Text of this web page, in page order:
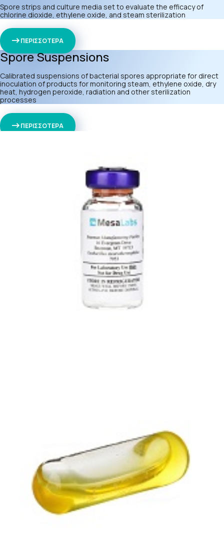
Spore strips and culture media set to evaluate the efficacy of
chlorine dioxide, ethylene oxide, and steam sterilization
ΠΕΡΙΣΣΟΤΕΡΑ
Spore Suspensions
Calibrated suspensions of bacterial spores appropriate for direct
inoculation of products for monitoring steam, ethylene oxide, dry
heat, hydrogen peroxide, radiation and other sterilization
processes
ΠΕΡΙΣΣΟΤΕΡΑ